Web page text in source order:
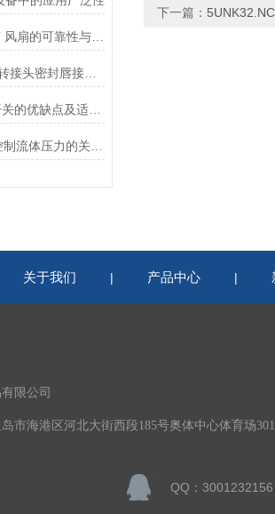
深入了解EBMPAPST 风扇的可靠性与耐用性
DEUBLIN(杜博林)旋转接头密封唇接觖宽度和负载
美国AIRTROL压力开关的优缺点及适用范围讲解
下一篇：
关于我们 | 产品中心 |
限公司
市海港区河北大街西段185号奥体中心体育场
QQ：3001232156